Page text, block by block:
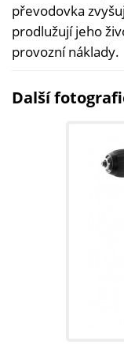
převodovka
prodlužují jeho
provozní náklady.
Další